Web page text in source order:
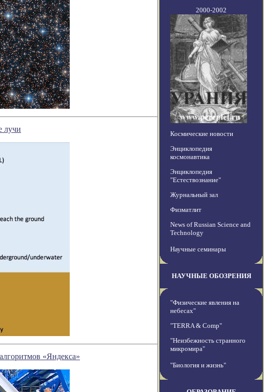
лучи
«Яндекса»
2000-2002
Космические новости
Энциклопедия
космонавтика
Энциклопедия
"Естествознание"
Журнальный зал
Физматлит
News of Russian Science and
Technology
Научные семинары
НАУЧНЫЕ ОБОЗРЕНИЯ
"Физические явления на
небесах"
"TERRA & Comp"
"Неизбежность странного
микромира"
"Биология и жизнь"